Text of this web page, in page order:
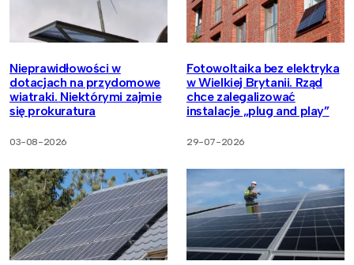
Nieprawidłowości w
dotacjach na przydomowe
wiatraki. Niektórymi zajmie
się prokuratura
03-08-2026
Fotowoltaika bez elektryka
w Wielkiej Brytanii. Rząd
chce zalegalizować
instalacje „plug and play”
29-07-2026